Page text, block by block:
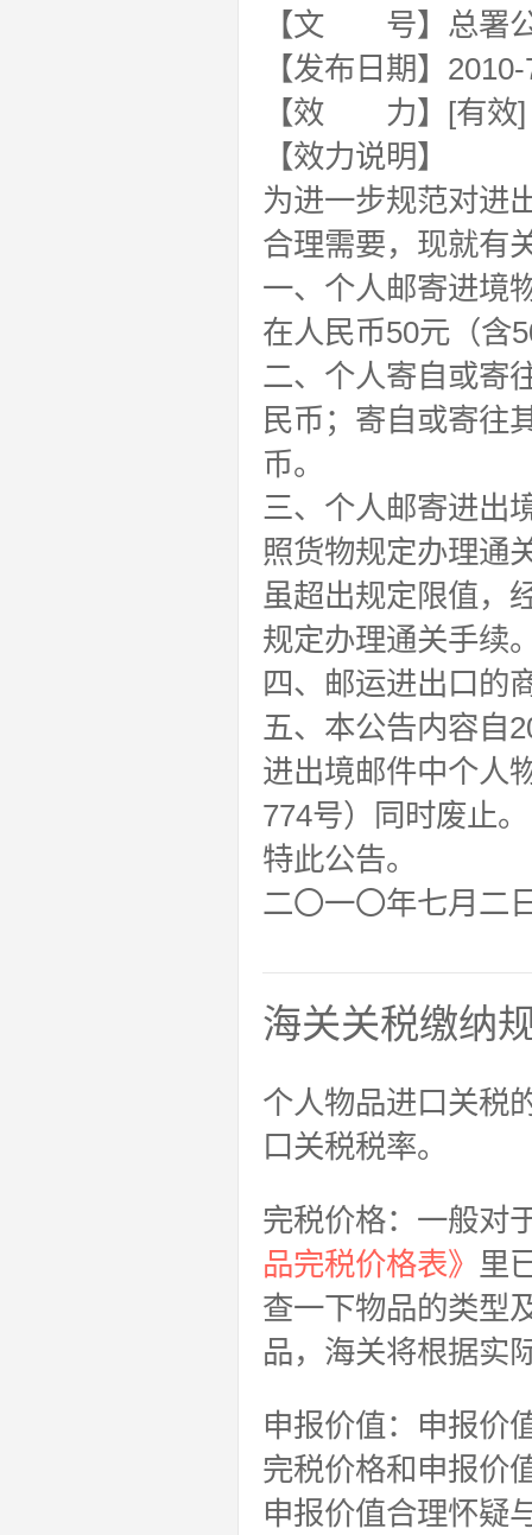
【文 号】总署公
【发布日期】
【效 力】[有效]
【效力说明】
为进一步规范对进
合理需要，现就有
一、个人邮寄进境
在人民币50元（含
二、个人寄自或寄
民币；寄自或寄往
币。
三、个人邮寄进出
照货物规定办理通
虽超出规定限值，
规定办理通关手续
四、邮运进出口的
五、本公告内容自
进出境邮件中个人
774号）同时废止。
特此公告。
二〇一〇年七月二
海关关税缴纳
个人物品进口关税
口关税税率。
完税价格：一般对
品完税价格表》 里
查一下物品的类型
品，海关将根据实
申报价值：申报价
完税价格和申报价
申报价值合理怀疑